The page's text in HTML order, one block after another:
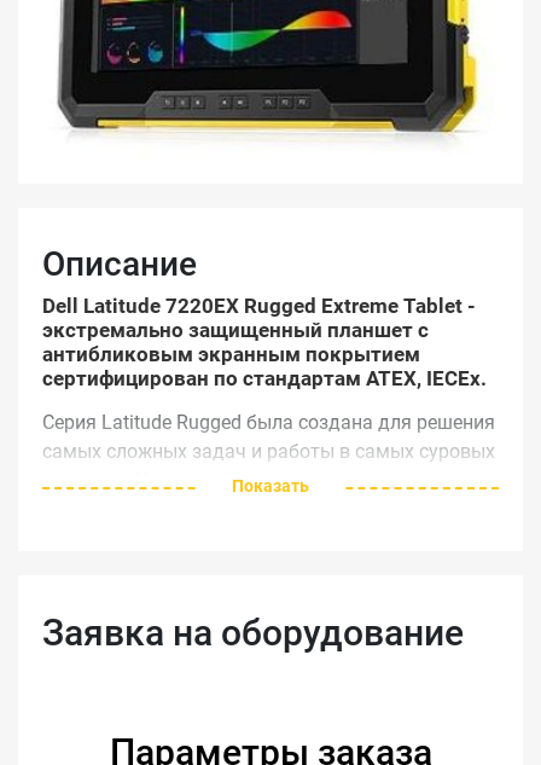
Описание
Dell Latitude 7220EX Rugged Extreme Tablet -
экстремально защищенный планшет с
антибликовым экранным покрытием
сертифицирован по стандартам ATEX, IECEx.
Серия Latitude Rugged была создана для решения
самых сложных задач и работы в самых суровых
условиях. Усиленный корпус планшета
Порт USB 3.1 Gen 2 Type C обеспечивает
двукратное увеличение скорости передачи
подключаться по очереди либо одновременно.
Показать
Заявка на оборудование
Параметры заказа